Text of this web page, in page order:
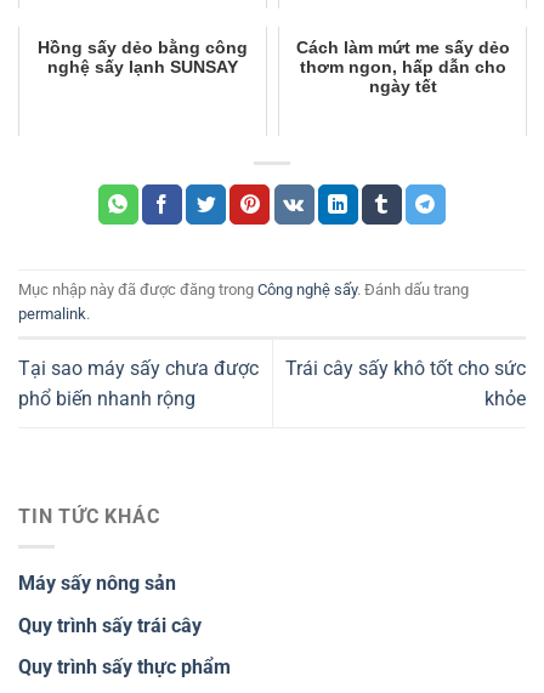
Hồng sấy dẻo bằng công
nghệ sấy lạnh SUNSAY
Cách làm mứt me sấy dẻo
thơm ngon, hấp dẫn cho
ngày tết
Mục nhập này đã được đăng trong Công nghệ sấy. Đánh dấu trang
permalink.
Tại sao máy sấy chưa được
phổ biến nhanh rộng
Trái cây sấy khô tốt cho sức
khỏe
TIN TỨC KHÁC
Máy sấy nông sản
Quy trình sấy trái cây
Quy trình sấy thực phẩm